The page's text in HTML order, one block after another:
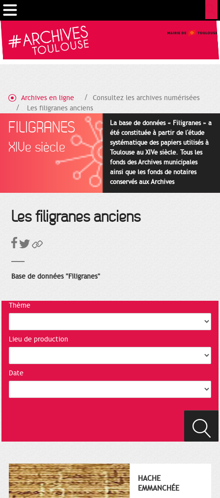
Archives en ligne
Consultez les archives numérisées
Les filigranes anciens
FILIGRANES
XIVe siècle
La base de données « Filigranes » a
été constituée à partir de l'étude
systématique des papiers utilisés à
Toulouse au XIVe siècle. Tous les
fonds des Archives municipales
ainsi que les fonds de notaires
conservés aux Archives
départementales pour cette
Les filigranes anciens
Base de données "Filigranes"
Thème
Lieu de production
Date
HACHE
EMMANCHÉE
Cookies management panel